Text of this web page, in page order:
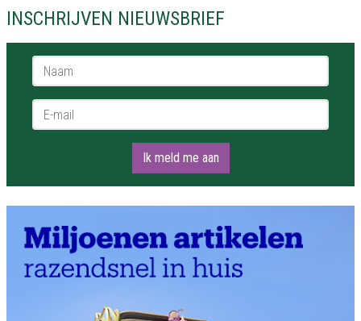
INSCHRIJVEN NIEUWSBRIEF
Naam *
E-mail *
Ik meld me aan